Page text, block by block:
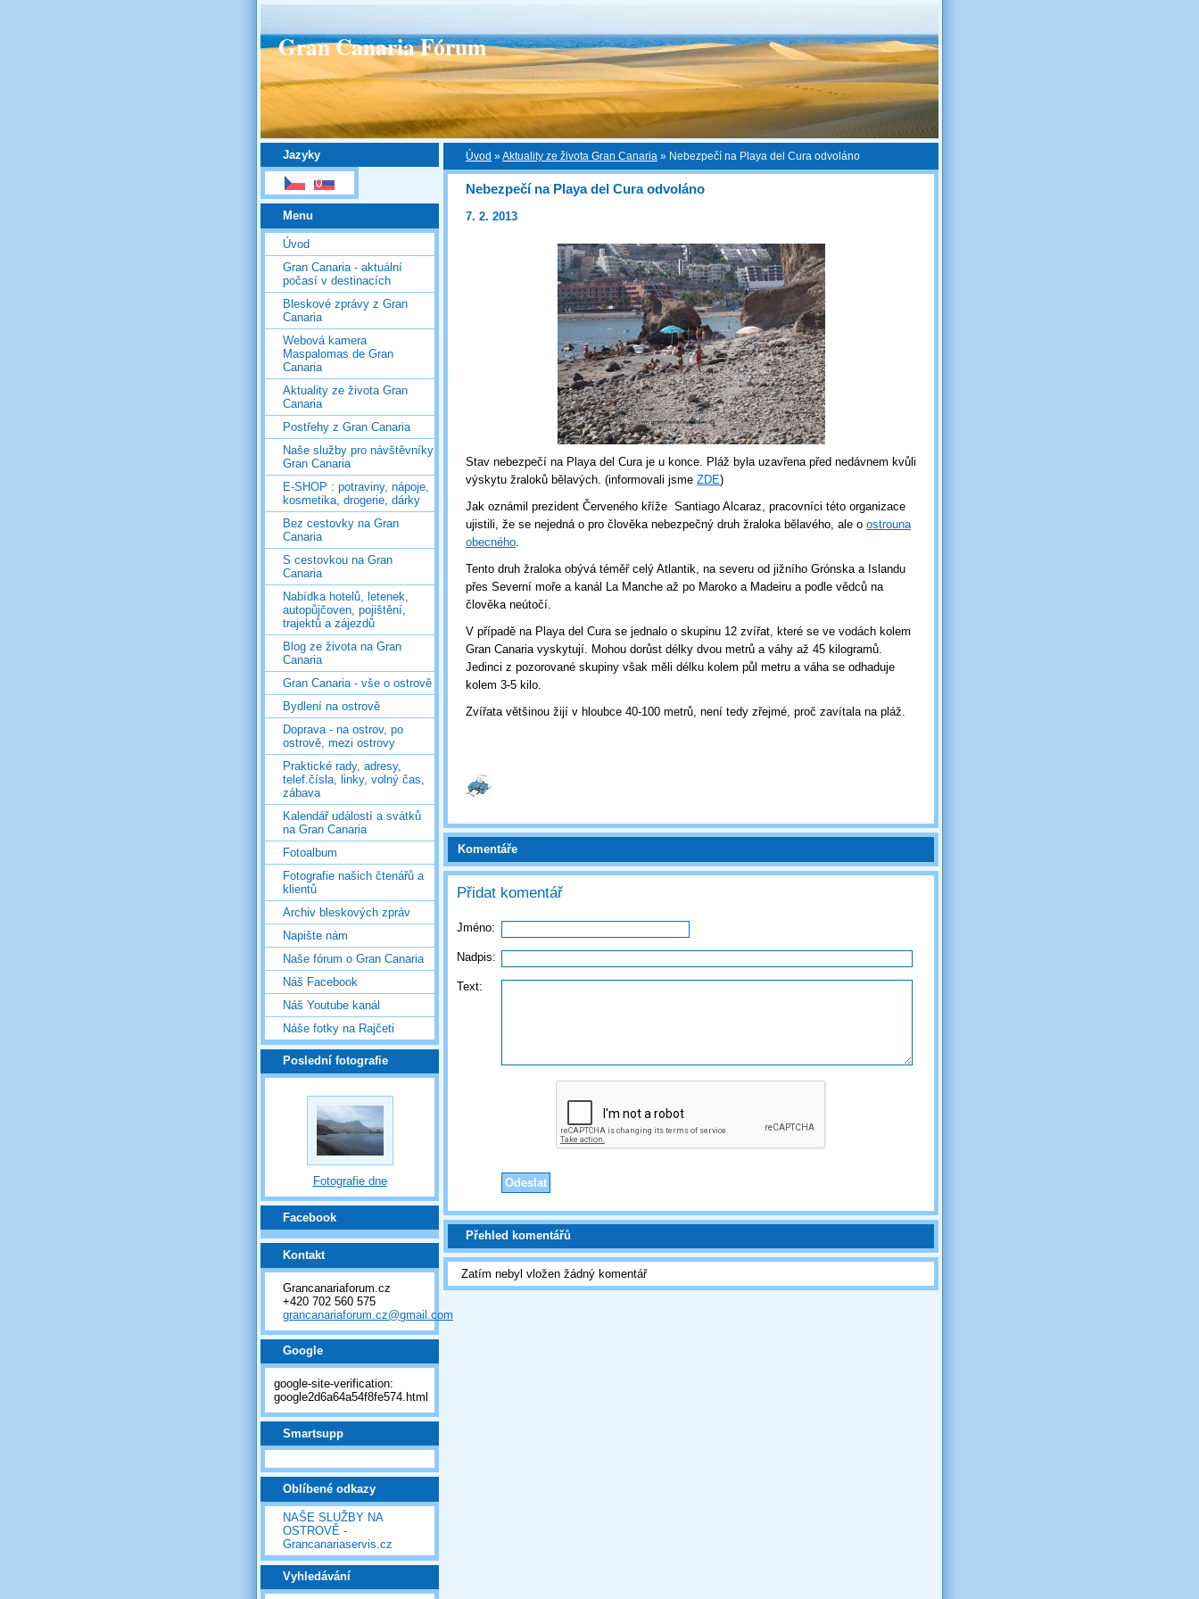
Gran Canaria Fórum
Jazyky
Menu
Úvod
Gran Canaria - aktuální
počasí v destinacích
Bleskové zprávy z Gran
Canaria
Webová kamera
Maspalomas de Gran
Canaria
Aktuality ze života Gran
Canaria
Postřehy z Gran Canaria
Naše služby pro návštěvníky
Gran Canaria
E-SHOP : potraviny, nápoje,
kosmetika, drogerie, dárky
Bez cestovky na Gran
Canaria
S cestovkou na Gran
Canaria
Nabídka hotelů, letenek,
autopůjčoven, pojištění,
trajektů a zájezdů
Blog ze života na Gran
Canaria
Gran Canaria - vše o ostrově
Bydlení na ostrově
Doprava - na ostrov, po
ostrově, mezi ostrovy
Praktické rady, adresy,
telef.čísla, linky, volný čas,
zábava
Kalendář událostí a svátků
na Gran Canaria
Fotoalbum
Fotografie našich čtenářů a
klientů
Archiv bleskových zpráv
Napište nám
Naše fórum o Gran Canaria
Náš Facebook
Náš Youtube kanál
Náše fotky na Rajčeti
Poslední fotografie
Fotografie dne
Facebook
Kontakt
Grancanariaforum.cz
+420 702 560 575
grancanariaforum.cz@gmail.com
Google
google-site-verification:
google2d6a64a54f8fe574.html
Smartsupp
Oblíbené odkazy
NAŠE SLUŽBY NA
OSTROVĚ -
Grancanariaservis.cz
Vyhledávání
Úvod »Aktuality ze života Gran Canaria » Nebezpečí na Playa del Cura odvoláno
Nebezpečí na Playa del Cura odvoláno
7. 2. 2013
Stav nebezpečí na Playa del Cura je u konce. Pláž byla uzavřena před nedávnem kvůli
výskytu žraloků bělavých. (informovali jsme ZDE)
Jak oznámil prezident Červeného kříže Santiago Alcaraz, pracovníci této organizace
ujistili, že se nejedná o pro člověka nebezpečný druh žraloka bělavého, ale o ostrouna
obecného.
Tento druh žraloka obývá téměř celý Atlantik, na severu od jižního Grónska a Islandu
přes Severní moře a kanál La Manche až po Maroko a Madeiru a podle vědců na
člověka neútočí.
V případě na Playa del Cura se jednalo o skupinu 12 zvířat, které se ve vodách kolem
Gran Canaria vyskytují. Mohou dorůst délky dvou metrů a váhy až 45 kilogramů.
Jedinci z pozorované skupiny však měli délku kolem půl metru a váha se odhaduje
kolem 3-5 kilo.
Zvířata většinou žijí v hloubce 40-100 metrů, není tedy zřejmé, proč zavítala na pláž.
Komentáře
Přidat komentář
Jméno:
Nadpis:
Text:
Přehled komentářů
Zatím nebyl vložen žádný komentář